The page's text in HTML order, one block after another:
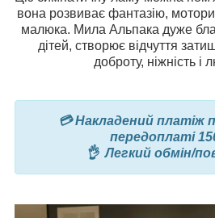
вона розвиває фантазію,
малюка. Мила Альпака дуже
дітей, створює відчуття
доброту, ніжність і
💳 Накладений платіж
передоплаті
👌 Легкий обмін/